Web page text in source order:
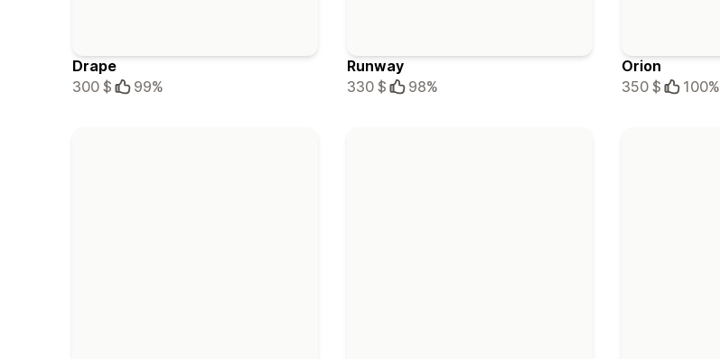
Drape
300 $
99%
Runway
330 $
98%
Orion
350 $
100%